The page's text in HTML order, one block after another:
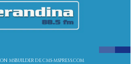
MSBUILDER DE CMS-MSPRESS.COM